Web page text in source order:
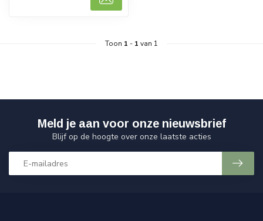
Toon 1 - 1 van 1
Meld je aan voor onze nieuwsbrief
Blijf op de hoogte over onze laatste acties